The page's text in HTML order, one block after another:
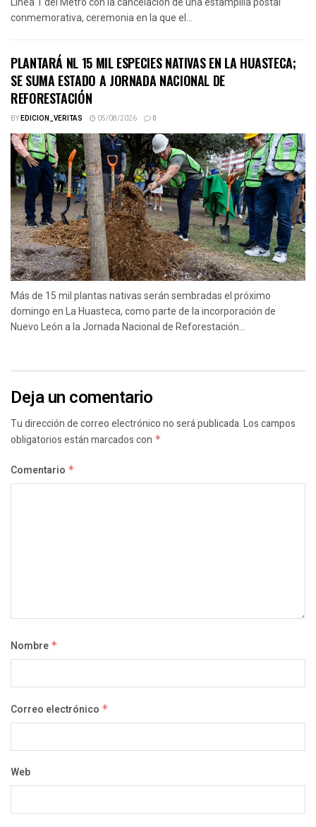
conmemorativa, ceremonia en la que el...
PLANTARÁ NL 15 MIL ESPECIES NATIVAS EN LA HUASTECA;
SE SUMA ESTADO A JORNADA NACIONAL DE
REFORESTACIÓN
BYEDICION_VERITAS 05/08/2026 0
Más de 15 mil plantas nativas serán sembradas el próximo
domingo en La Huasteca, como parte de la incorporación de
Nuevo León a la Jornada Nacional de Reforestación...
Deja un comentario
Tu dirección de correo electrónico no será publicada.Los campos
obligatorios están marcados con *
Comentario *
Nombre *
Correo electrónico *
Web